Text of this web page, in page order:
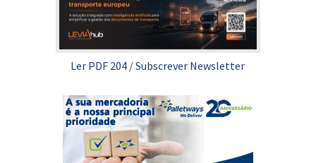
Ler PDF 204 /Subscrever Newsletter